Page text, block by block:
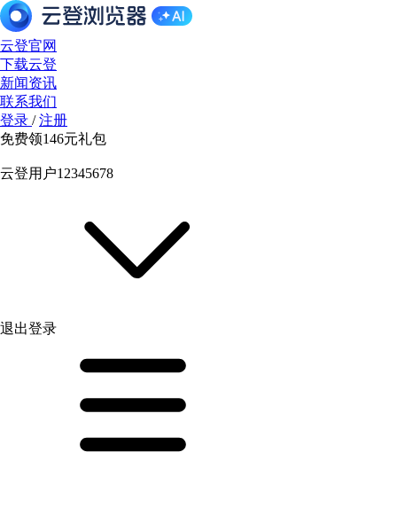
云登官网
下载云登
新闻资讯
联系我们
登录 /注册
免费领146元礼包
云登用户12345678
退出登录